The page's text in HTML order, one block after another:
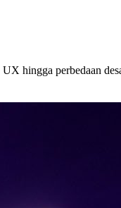
hingga perbedaan